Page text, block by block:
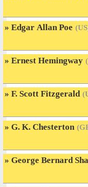
Edgar Allan Poe
Ernest Hemingway
F. Scott Fitzgerald
G. K. Chesterton
George Bernard